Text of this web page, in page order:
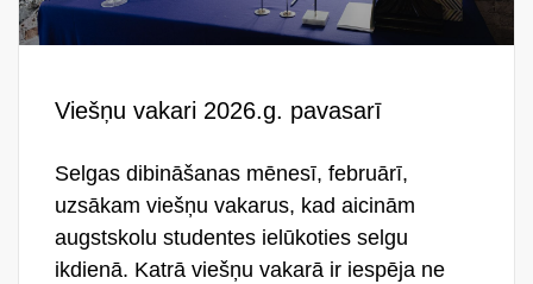
Viešņu vakari 2026.g. pavasarī
Selgas dibināšanas mēnesī, februārī,
uzsākam viešņu vakarus, kad aicinām
augstskolu studentes ielūkoties selgu
ikdienā. Katrā viešņu vakarā ir iespēja ne